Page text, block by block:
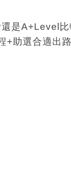
是A+Level比
+助選合適出路